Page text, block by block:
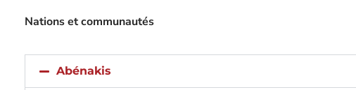
Nations et communautés
Abénakis